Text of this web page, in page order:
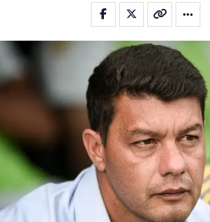
Flipboard
Reddit
Pinterest
Whatsapp
Email